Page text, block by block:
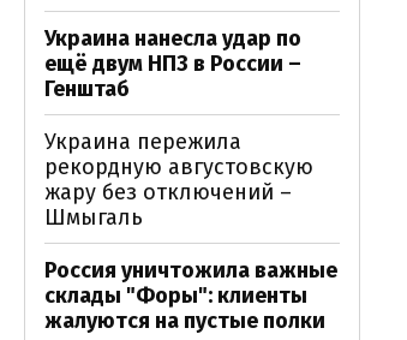
Украина нанесла удар по
ещё двум НПЗ в России –
Генштаб
Украина пережила
рекордную августовскую
жару без отключений –
Шмыгаль
Россия уничтожила важные
склады "Форы": клиенты
жалуются на пустые полки